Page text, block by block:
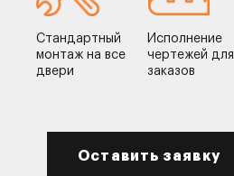
Стандартный
монтаж на все
двери
Исполнение
чертежей для
заказов
Оставить заявку